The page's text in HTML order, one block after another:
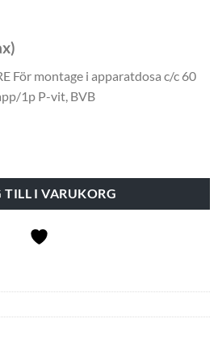
För montage i apparatdosa c/c 60
1p P-vit, BVB
TILL I VARUKORG